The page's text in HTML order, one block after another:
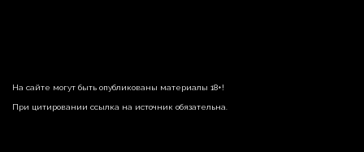
На сайте могут быть опубликованы материалы 18+!
При цитировании ссылка на источник обязательна.